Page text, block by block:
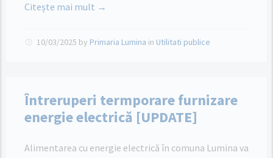
Citește mai mult →
10/03/2025 by Primaria Lumina in Utilitati publice
Întreruperi termporare furnizare
energie electrică [UPDATE]
Alimentarea cu energie electrică în comuna Lumina va